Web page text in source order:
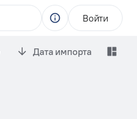
Войти
Дата импорта